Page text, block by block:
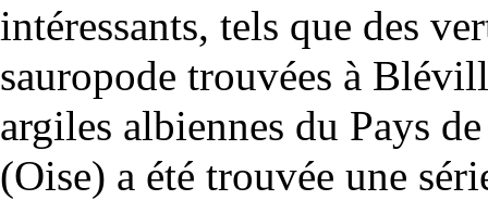
intéressants, tels que des
sauropode trouvées à
argiles albiennes du Pays
(Oise) a été trouvée une